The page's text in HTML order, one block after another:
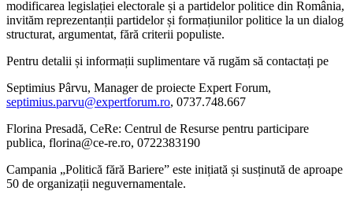
modificarea legislației electorale și a partidelor politice din România,
invităm reprezentanții partidelor și formațiunilor politice la un dialog
structurat, argumentat, fără criterii populiste.
Pentru detalii și informații suplimentare vă rugăm să contactați pe
Septimius Pârvu, Manager de proiecte Expert Forum,
septimius.parvu@expertforum.ro, 0737.748.667
Florina Presadă, CeRe: Centrul de Resurse pentru participare
publica, florina@ce-re.ro, 0722383190
Campania „Politică fără Bariere” este inițiată și susținută de aproape
50 de organizații neguvernamentale.